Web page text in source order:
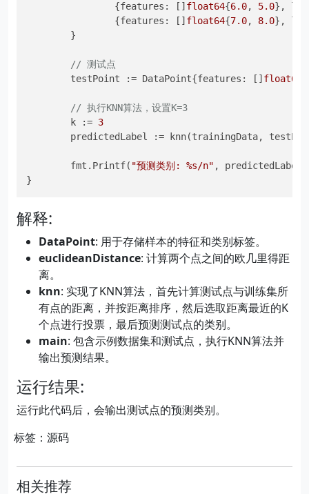
		{features: []
float64{6.0, 5.0},
		{features: []
float64{7.0, 8.0},
// 测试点
	testPoint := DataPoint{features: []
float64
// 执行KNN算法，设置K=3
	k :=
3
	fmt.Printf(
"预测类别: %s/n" , predictedLabel)
解释:
DataPoint: 用于存储样本的特征和类别标签。
euclideanDistance: 计算两个点之间的欧几里得距
离。
knn: 实现了KNN算法，首先计算测试点与训练集所
有点的距离，并按距离排序，然后选取距离最近的K
个点进行投票，最后预测测试点的类别。
main: 包含示例数据集和测试点，执行KNN算法并
输出预测结果。
运行结果:
运行此代码后，会输出测试点的预测类别。
标签：源码
相关推荐